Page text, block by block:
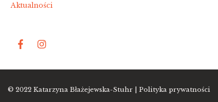
To
Aktualności
© 2022 Katarzyna Błażejewska-Stuhr | Polityka prywatności